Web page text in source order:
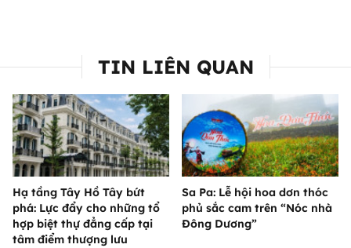
TIN LIÊN QUAN
Hạ tầng Tây Hồ Tây bứt
phá: Lực đẩy cho những tổ
hợp biệt thự đẳng cấp tại
tâm điểm thượng lưu
Sa Pa: Lễ hội hoa dơn thóc
phủ sắc cam trên “Nóc nhà
Đông Dương”